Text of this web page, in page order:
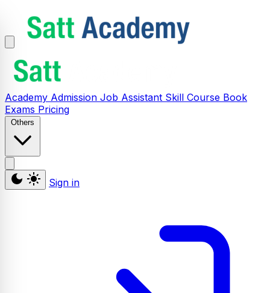
Academy Admission Job Assistant Skill Course Book
Exams Pricing
Others
Sign in